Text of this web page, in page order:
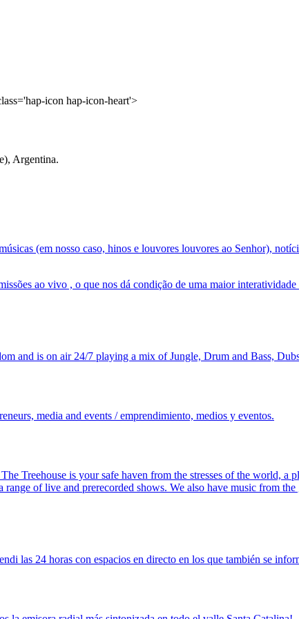
icon hap-icon-heart'>
Argentina.
(em nosso caso, hinos e louvores louvores ao Senhor),
ao vivo , o que nos dá condição de uma maior
and is on air 24/7 playing a mix of Jungle, Drum and Bass,
media and events / emprendimiento, medios y eventos.
Treehouse is your safe haven from the stresses of the world,
of live and prerecorded shows. We also have music from
las 24 horas con espacios en directo en los que también se